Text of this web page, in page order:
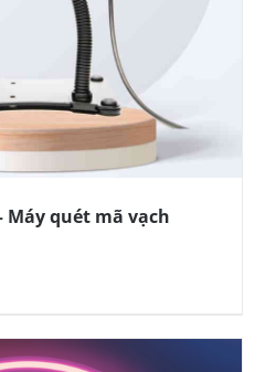
Máy quét mã vạch